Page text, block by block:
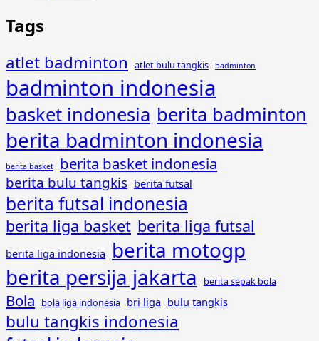
Tags
atlet badminton atlet bulu tangkis badminton
badminton indonesia
basket indonesia berita badminton
berita badminton indonesia
berita basket berita basket indonesia
berita bulu tangkis berita futsal
berita futsal indonesia
berita liga basket berita liga futsal
berita liga indonesia berita motogp
berita persija jakarta
berita sepak bola
Bola bola liga indonesia bri liga bulu tangkis
bulu tangkis indonesia